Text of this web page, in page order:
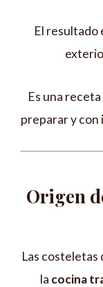
El resultado
Es una
preparar y con
Origen
Las costeletas
la cocina